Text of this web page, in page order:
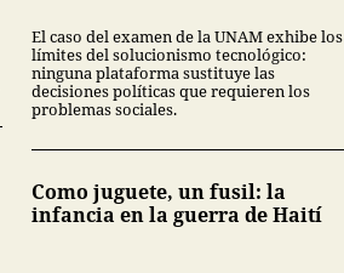
El caso del examen de la UNAM exhibe los
límites del solucionismo tecnológico:
ninguna plataforma sustituye las
decisiones políticas que requieren los
problemas sociales.
Como juguete, un fusil: la
infancia en la guerra de Haití